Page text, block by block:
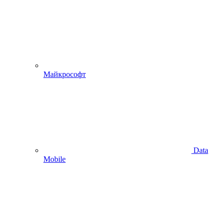
Майкрософт
Data
Mobile